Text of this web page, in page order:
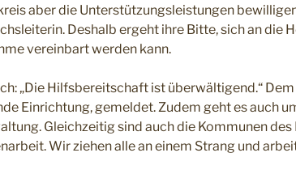
aber die Unterstützungsleistungen
Deshalb ergeht ihre Bitte, sich an die
vereinbart werden kann.
„Die Hilfsbereitschaft ist überwältigend.“
Einrichtung, gemeldet. Zudem geht es auch
Gleichzeitig sind auch die Kommunen
Wir ziehen alle an einem Strang und